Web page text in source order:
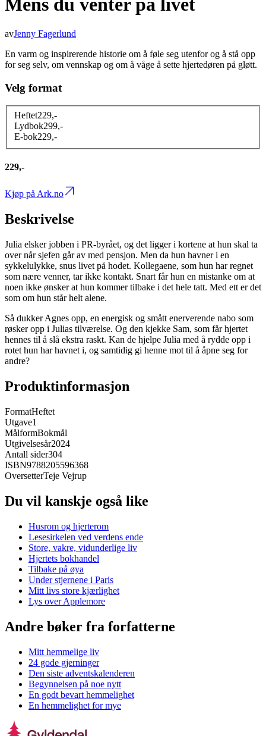
Mens du venter på livet
avJenny Fagerlund
En varm og inspirerende historie om å føle seg utenfor og å stå opp
for seg selv, om vennskap og om å våge å sette hjertedøren på gløtt.
Velg format
Heftet229,-
Lydbok299,-
E-bok229,-
229,-
Kjøp på Ark.no
Beskrivelse
Julia elsker jobben i PR-byrået, og det ligger i kortene at hun skal ta
over når sjefen går av med pensjon. Men da hun havner i en
sykkelulykke, snus livet på hodet. Kollegaene, som hun har regnet
som nære venner, tar ikke kontakt. Snart får hun en mistanke om at
noen ikke ønsker at hun kommer tilbake i det hele tatt. Med ett er det
som om hun står helt alene.
Så dukker Agnes opp, en energisk og smått enerverende nabo som
røsker opp i Julias tilværelse. Og den kjekke Sam, som får hjertet
hennes til å slå ekstra raskt. Kan de hjelpe Julia med å rydde opp i
rotet hun har havnet i, og samtidig gi henne mot til å åpne seg for
andre?
Produktinformasjon
FormatHeftet
Utgave1
MålformBokmål
Utgivelsesår2024
Antall sider304
ISBN9788205596368
OversetterTeje Vejrup
Du vil kanskje også like
Husrom og hjerterom
Lesesirkelen ved verdens ende
Store, vakre, vidunderlige liv
Hjertets bokhandel
Tilbake på øya
Under stjernene i Paris
Mitt livs store kjærlighet
Lys over Applemore
Andre bøker fra forfatterne
Mitt hemmelige liv
24 gode gjerninger
Den siste adventskalenderen
Begynnelsen på noe nytt
En godt bevart hemmelighet
En hemmelighet for mye